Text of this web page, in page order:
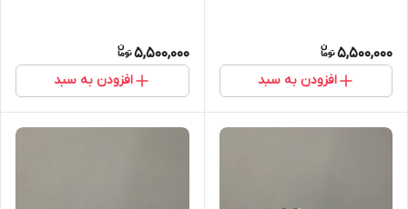
5,500,000
افزودن به سبد
5,500,000
افزودن به سبد